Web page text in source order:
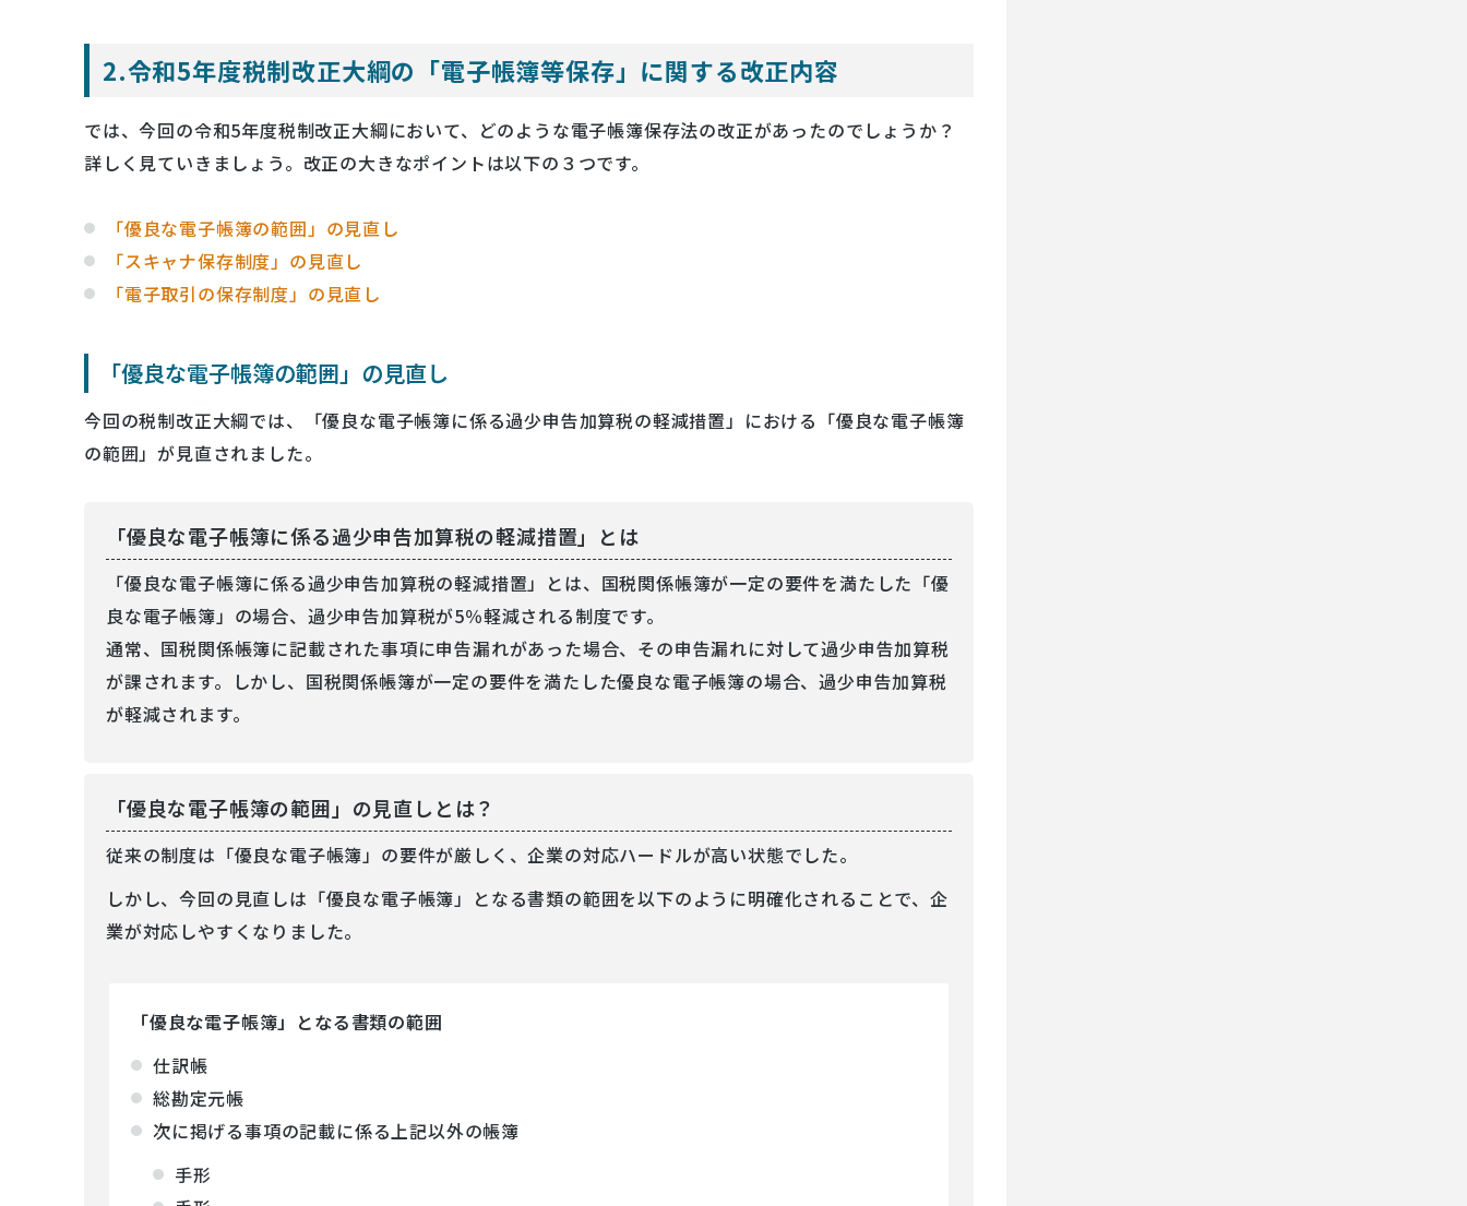
2.令和5年度税制改正大綱の「電子帳簿等保存」に関する改正内容
では、今回の令和5年度税制改正大綱において、どのような電子帳簿保存法の改正があったのでしょうか？
詳しく見ていきましょう。改正の大きなポイントは以下の３つです。
「優良な電子帳簿の範囲」の見直し
「スキャナ保存制度」の見直し
「電子取引の保存制度」の見直し
「優良な電子帳簿の範囲」の見直し
今回の税制改正大綱では、「優良な電子帳簿に係る過少申告加算税の軽減措置」における「優良な電子帳簿
の範囲」が見直されました。
「優良な電子帳簿に係る過少申告加算税の軽減措置」とは
「優良な電子帳簿に係る過少申告加算税の軽減措置」とは、国税関係帳簿が一定の要件を満たした「優
良な電子帳簿」の場合、過少申告加算税が5％軽減される制度です。
通常、国税関係帳簿に記載された事項に申告漏れがあった場合、その申告漏れに対して過少申告加算税
が課されます。しかし、国税関係帳簿が一定の要件を満たした優良な電子帳簿の場合、過少申告加算税
が軽減されます。
「優良な電子帳簿の範囲」の見直しとは？
従来の制度は「優良な電子帳簿」の要件が厳しく、企業の対応ハードルが高い状態でした。
しかし、今回の見直しは「優良な電子帳簿」となる書類の範囲を以下のように明確化されることで、企
業が対応しやすくなりました。
「優良な電子帳簿」となる書類の範囲
仕訳帳
総勘定元帳
次に掲げる事項の記載に係る上記以外の帳簿
手形